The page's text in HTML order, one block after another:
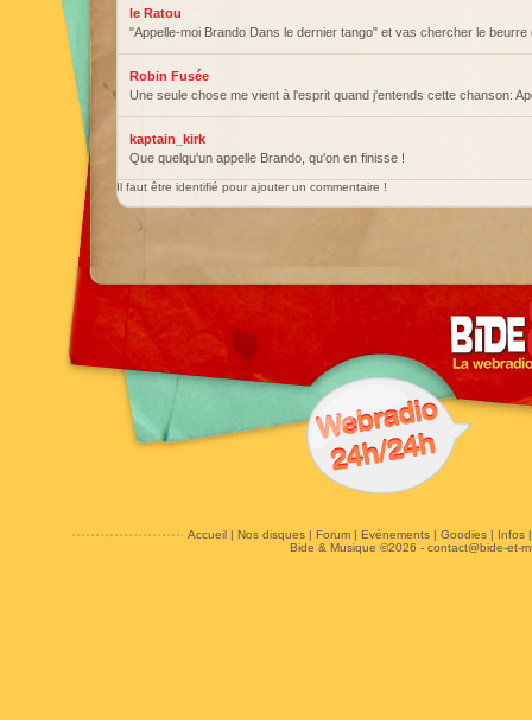
le Ratou
"Appelle-moi Brando Dans le dernier tango" et vas chercher le beurre
Robin Fusée
Une seule chose me vient à l'esprit quand j'entends cette chanson:
kaptain_kirk
Que quelqu'un appelle Brando, qu'on en finisse !
Il faut être identifié pour ajouter un commentaire !
Accueil| Nos disques| Forum| Evénements| Goodies| Infos
Bide & Musique ©2026 - contact@bide-et-